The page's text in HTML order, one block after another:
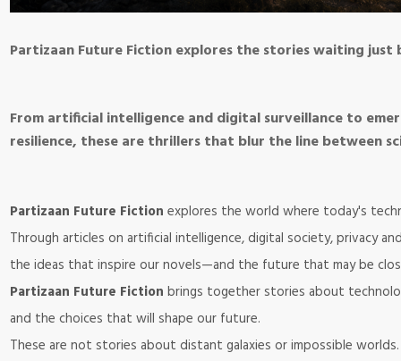
Partizaan Future Fiction explores the stories waiting
From artificial intelligence and digital surveillance to
resilience, these are thrillers that blur the line between
Partizaan Future Fiction explores the world where today's
Through articles on artificial intelligence, digital society, privacy
the ideas that inspire our novels—and the future that may be
Partizaan Future Fiction brings together stories about
and the choices that will shape our future.
These are not stories about distant galaxies or impossible